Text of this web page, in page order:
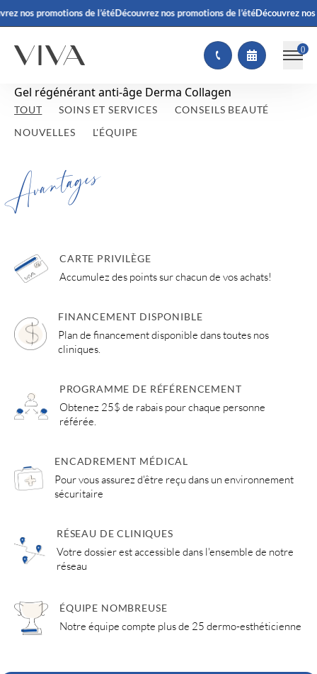
nos promotions de l’étéDécouvrez nos promotions de l’étéDécouvrez
()
Gel régénérant anti-âge Derma Collagen
TOUT SOINS ET SERVICES
CONSEILS BEAUTÉ
NOUVELLES
L'ÉQUIPE
CARTE PRIVILÈGE
Accumulez des points sur chacun de vos achats!
FINANCEMENT DISPONIBLE
Plan de financement disponible dans toutes nos
cliniques.
PROGRAMME DE RÉFÉRENCEMENT
Obtenez 25$ de rabais pour chaque personne
référée.
ENCADREMENT MÉDICAL
Pour vous assurez d'être reçu dans un environnement
sécuritaire
RÉSEAU DE CLINIQUES
Votre dossier est accessible dans l'ensemble de notre
réseau
ÉQUIPE NOMBREUSE
Notre équipe compte plus de 25 dermo-esthéticienne